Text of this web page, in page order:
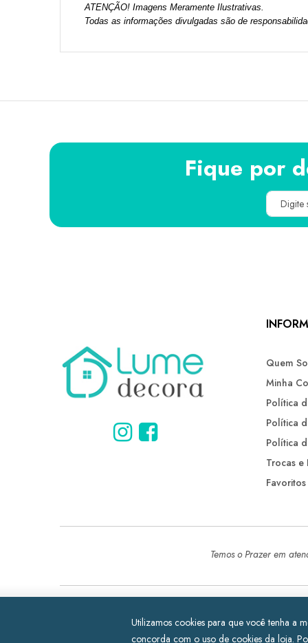
Utilizamos cookies para que você tenha a
concorda com o uso de cookies da loja.
ATENÇÃO! Imagens Meramente Ilustrativas.
Todas as informações divulgadas são de
Fique por
Quem
Minha
Política
Política
Política
Trocas e
Favoritos
Temos o Prazer em
Desenvolvido porWeb Maringá